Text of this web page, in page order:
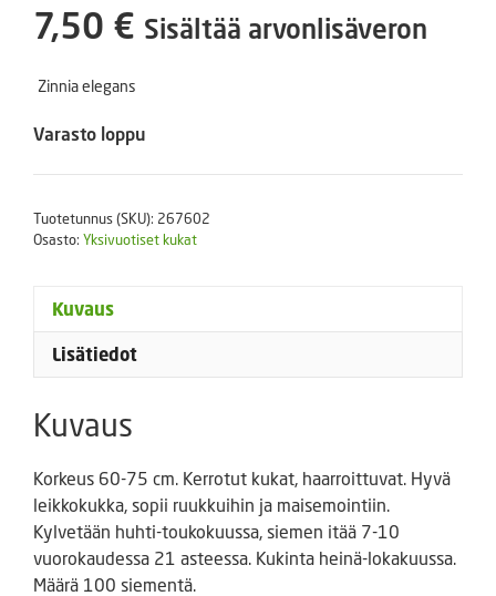
7,50 € Sisältää arvonlisäveron
Zinnia elegans
Varasto loppu
Tuotetunnus (SKU): 267602
Osasto: Yksivuotiset kukat
Kuvaus
Lisätiedot
Kuvaus
Korkeus 60-75 cm. Kerrotut kukat, haarroittuvat. Hyvä
leikkokukka, sopii ruukkuihin ja maisemointiin.
Kylvetään huhti-toukokuussa, siemen itää 7-10
vuorokaudessa 21 asteessa. Kukinta heinä-lokakuussa.
Määrä 100 siementä.